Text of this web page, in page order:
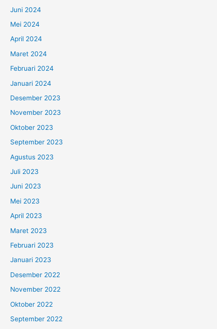
Juni 2024
Mei 2024
April 2024
Maret 2024
Februari 2024
Januari 2024
Desember 2023
November 2023
Oktober 2023
September 2023
Agustus 2023
Juli 2023
Juni 2023
Mei 2023
April 2023
Maret 2023
Februari 2023
Januari 2023
Desember 2022
November 2022
Oktober 2022
September 2022